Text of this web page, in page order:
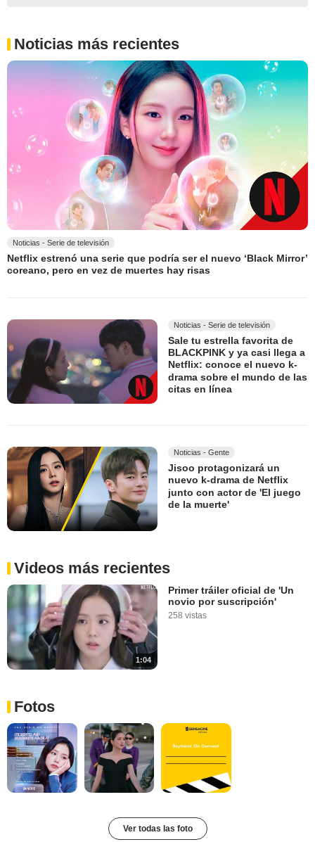
Noticias más recientes
Noticias - Serie de televisión
Netflix estrenó una serie que podría ser el nuevo ‘Black Mirror’
coreano, pero en vez de muertes hay risas
Noticias - Serie de televisión
Sale tu estrella favorita de
BLACKPINK y ya casi llega a
Netflix: conoce el nuevo k-
drama sobre el mundo de las
citas en línea
Noticias - Gente
Jisoo protagonizará un
nuevo k-drama de Netflix
junto con actor de 'El juego
de la muerte'
Videos más recientes
1:04
Primer tráiler oficial de 'Un
novio por suscripción'
258 vistas
Fotos
Ver todas las foto